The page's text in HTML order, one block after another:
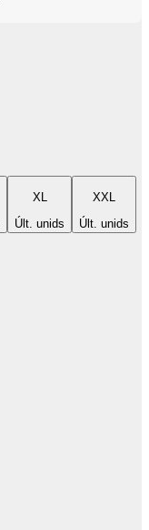
XL
Últ. unids
XXL
Últ. unids